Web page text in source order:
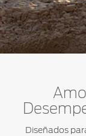
Diseñados